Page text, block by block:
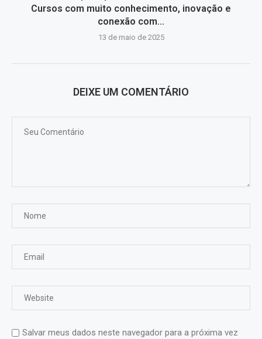
Cursos com muito conhecimento, inovação e
conexão com...
13 de maio de 2025
DEIXE UM COMENTÁRIO
Salvar meus dados neste navegador para a próxima vez